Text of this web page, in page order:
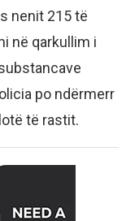
nenit 215 të
në qarkullim i
po ndërmerr
të rastit.